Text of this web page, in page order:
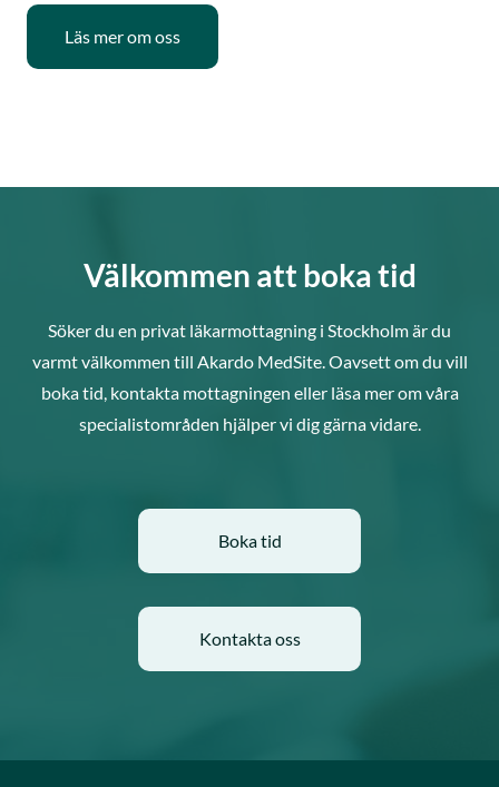
Läs mer om oss
Välkommen att boka tid
Söker du en privat läkarmottagning i Stockholm är du
varmt välkommen till Akardo MedSite. Oavsett om du vill
boka tid, kontakta mottagningen eller läsa mer om våra
specialistområden hjälper vi dig gärna vidare.
Boka tid
Kontakta oss